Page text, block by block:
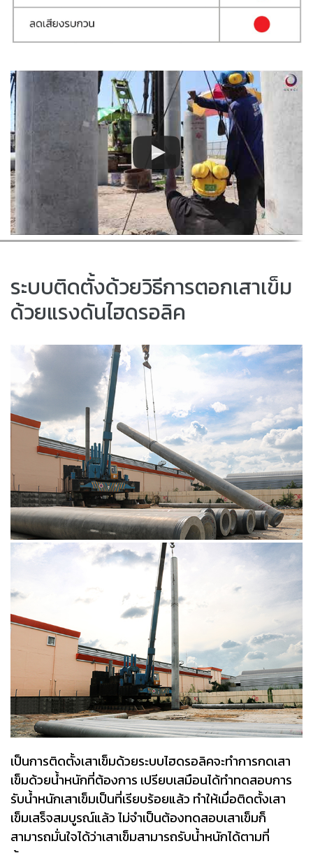
ระบบติดตั้งด้วยวิธีการตอกเสาเข็ม
ด้วยแรงดันไฮดรอลิค
เป็นการติดตั้งเสาเข็มด้วยระบบไฮดรอลิคจะทำการกดเสา
เข็มด้วยน้ำหนักที่ต้องการ เปรียบเสมือนได้ทำทดสอบการ
รับน้ำหนักเสาเข็มเป็นที่เรียบร้อยแล้ว ทำให้เมื่อติดตั้งเสา
เข็มเสร็จสมบูรณ์แล้ว ไม่จำเป็นต้องทดสอบเสาเข็มก็
สามารถมั่นใจได้ว่าเสาเข็มสามารถรับน้ำหนักได้ตามที่